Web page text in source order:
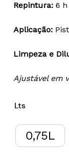
Repintura:6 h
Aplicação:
Limpeza e
Ajustável em
Lts
0,75L